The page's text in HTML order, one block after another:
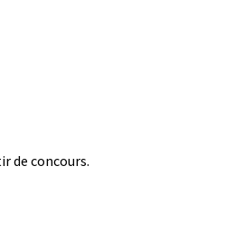
de concours.